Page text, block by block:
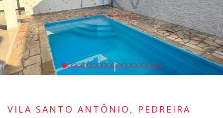
VILA SANTO ANTÔNIO, PEDREIRA